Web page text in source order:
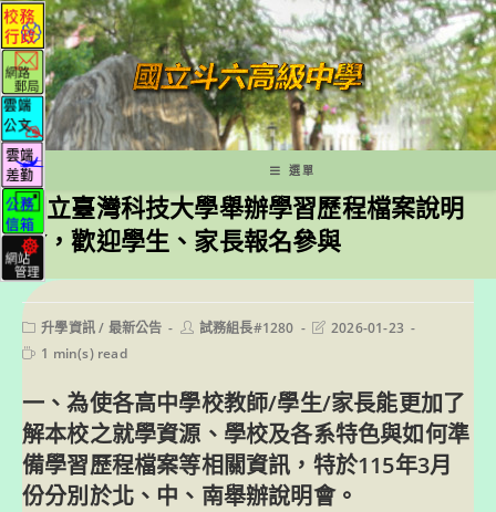
跳
轉
至
主
要
內
容
選單
國立臺灣科技大學舉辦學習歷程檔案說明
會，歡迎學生、家長報名參與
Post
category:
升學資訊/ 最新公告
Post試務組長#1280
Post2026-01-23
Reading
1 min(s) read
一、為使各高中學校教師/學生/家長能更加了
解本校之就學資源、學校及各系特色與如何準
備學習歷程檔案等相關資訊，特於115年3月
份分別於北、中、南舉辦說明會。